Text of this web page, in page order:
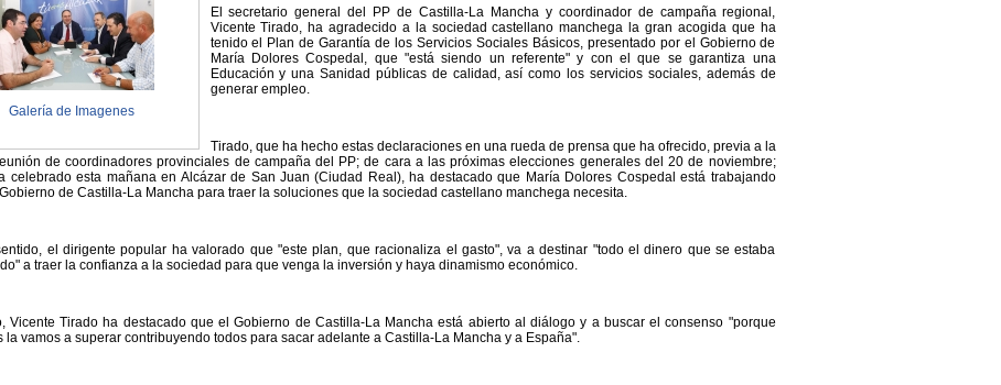
Galería de Imagenes
El secretario general del PP de Castilla-La Mancha y coordinador de campaña regional,
Vicente Tirado, ha agradecido a la sociedad castellano manchega la gran acogida que ha
tenido el Plan de Garantía de los Servicios Sociales Básicos, presentado por el Gobierno de
María Dolores Cospedal, que "está siendo un referente" y con el que se garantiza una
Educación y una Sanidad públicas de calidad, así como los servicios sociales, además de
generar empleo.
Tirado, que ha hecho estas declaraciones en una rueda de prensa que ha ofrecido, previa a la
de coordinadores provinciales de campaña del PP; de cara a las próximas elecciones generales del 20 de noviembre;
celebrado esta mañana en Alcázar de San Juan (Ciudad Real), ha destacado que María Dolores Cospedal está trabajando
de Castilla-La Mancha para traer la soluciones que la sociedad castellano manchega necesita.
el dirigente popular ha valorado que "este plan, que racionaliza el gasto", va a destinar "todo el dinero que se estaba
a traer la confianza a la sociedad para que venga la inversión y haya dinamismo económico.
Vicente Tirado ha destacado que el Gobierno de Castilla-La Mancha está abierto al diálogo y a buscar el consenso "porque
la vamos a superar contribuyendo todos para sacar adelante a Castilla-La Mancha y a España".